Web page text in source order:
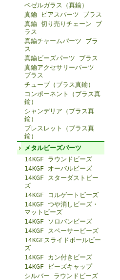
ベゼルガラス（真鍮）
真鍮 ピアスパーツ ブラス
真鍮 切り売りチェーン ブ
ラス
真鍮チャームパーツ ブラ
ス
真鍮ビーズパーツ ブラス
真鍮アクセサリーパーツ
ブラス
チューブ（ブラス真鍮）
コンポーネント（ブラス真
鍮）
シャンデリア（ブラス真
鍮）
ブレスレット（ブラス真
鍮）
メタルビーズパーツ
14KGF ラウンドビーズ
14KGF オーバルビーズ
14KGF スターダストビー
ズ
14KGF コルゲートビーズ
14KGF つや消しビーズ・
マットビーズ
14KGF ソロバンビーズ
14KGF スペーサービーズ
14KGFスライドボールビー
ズ
14KGF カン付きビーズ
14KGF ビーズキャップ
シルバー ラウンドビーズ